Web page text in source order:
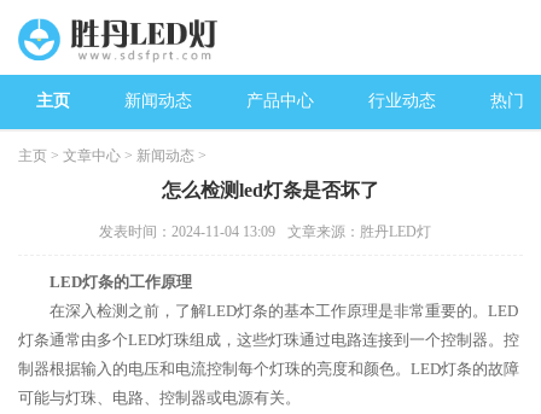
主页 新闻动态 产品中心 行业动态 热门
主页 > 文章中心 > 新闻动态 >
怎么检测led灯条是否坏了
发表时间：2024-11-04 13:09 文章来源：胜丹LED灯
LED灯条的工作原理
在深入检测之前，了解LED灯条的基本工作原理是非常重要的。LED
灯条通常由多个LED灯珠组成，这些灯珠通过电路连接到一个控制器。控
制器根据输入的电压和电流控制每个灯珠的亮度和颜色。LED灯条的故障
可能与灯珠、电路、控制器或电源有关。